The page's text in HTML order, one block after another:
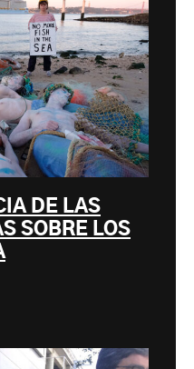
DE LAS
SOBRE LOS